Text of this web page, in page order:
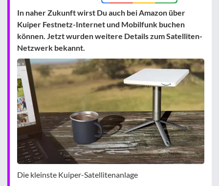
In naher Zukunft wirst Du auch bei Amazon über
Kuiper Festnetz-Internet und Mobilfunk buchen
können. Jetzt wurden weitere Details zum Satelliten-
Netzwerk bekannt.
Die kleinste Kuiper-Satellitenanlage